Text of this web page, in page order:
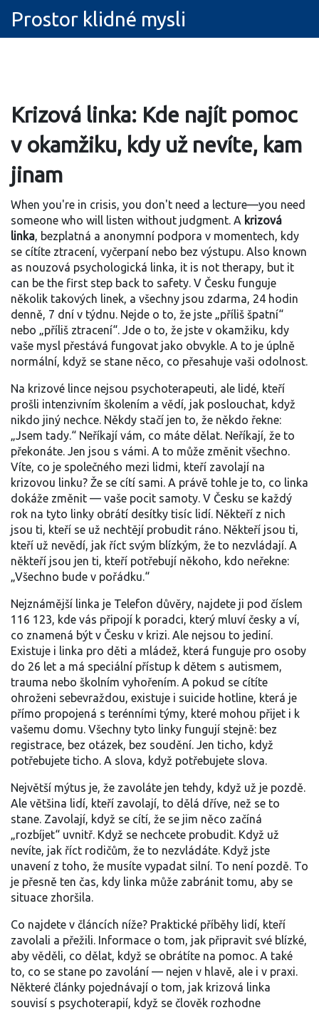
Prostor klidné mysli
Krizová linka: Kde najít pomoc
v okamžiku, kdy už nevíte, kam
jinam
When you're in crisis, you don't need a lecture—you need
someone who will listen without judgment. A krizová
linka, bezplatná a anonymní podpora v momentech, kdy
se cítíte ztracení, vyčerpaní nebo bez výstupu. Also known
as nouzová psychologická linka, it is not therapy, but it
can be the first step back to safety. V Česku funguje
několik takových linek, a všechny jsou zdarma, 24 hodin
denně, 7 dní v týdnu. Nejde o to, že jste „příliš špatní“
nebo „příliš ztracení“. Jde o to, že jste v okamžiku, kdy
vaše mysl přestává fungovat jako obvykle. A to je úplně
normální, když se stane něco, co přesahuje vaši odolnost.
Na krizové lince nejsou psychoterapeuti, ale lidé, kteří
prošli intenzivním školením a vědí, jak poslouchat, když
nikdo jiný nechce. Někdy stačí jen to, že někdo řekne:
„Jsem tady.“ Neříkají vám, co máte dělat. Neříkají, že to
překonáte. Jen jsou s vámi. A to může změnit všechno.
Víte, co je společného mezi lidmi, kteří zavolají na
krizovou linku? Že se cítí sami. A právě tohle je to, co linka
dokáže změnit — vaše pocit samoty. V Česku se každý
rok na tyto linky obrátí desítky tisíc lidí. Někteří z nich
jsou ti, kteří se už nechtějí probudit ráno. Někteří jsou ti,
kteří už nevědí, jak říct svým blízkým, že to nezvládají. A
někteří jsou jen ti, kteří potřebují někoho, kdo neřekne:
„Všechno bude v pořádku.“
Nejznámější linka je Telefon důvěry, najdete ji pod číslem
116 123, kde vás připojí k poradci, který mluví česky a ví,
co znamená být v Česku v krizi. Ale nejsou to jediní.
Existuje i linka pro děti a mládež, která funguje pro osoby
do 26 let a má speciální přístup k dětem s autismem,
trauma nebo školním vyhořením. A pokud se cítíte
ohroženi sebevraždou, existuje i suicide hotline, která je
přímo propojená s terénními týmy, které mohou přijet i k
vašemu domu. Všechny tyto linky fungují stejně: bez
registrace, bez otázek, bez soudění. Jen ticho, když
potřebujete ticho. A slova, když potřebujete slova.
Největší mýtus je, že zavoláte jen tehdy, když už je pozdě.
Ale většina lidí, kteří zavolají, to dělá dříve, než se to
stane. Zavolají, když se cítí, že se jim něco začíná
„rozbíjet“ uvnitř. Když se nechcete probudit. Když už
nevíte, jak říct rodičům, že to nezvládáte. Když jste
unavení z toho, že musíte vypadat silní. To není pozdě. To
je přesně ten čas, kdy linka může zabránit tomu, aby se
situace zhoršila.
Co najdete v článcích níže? Praktické příběhy lidí, kteří
zavolali a přežili. Informace o tom, jak připravit své blízké,
aby věděli, co dělat, když se obrátíte na pomoc. A také
to, co se stane po zavolání — nejen v hlavě, ale i v praxi.
Některé články pojednávají o tom, jak krizová linka
souvisí s psychoterapií, když se člověk rozhodne